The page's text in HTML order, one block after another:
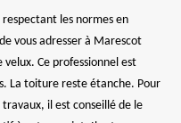
les normes en
vous adresser à Marescot
Ce professionnel est
La toiture reste étanche. Pour
il est conseillé de le